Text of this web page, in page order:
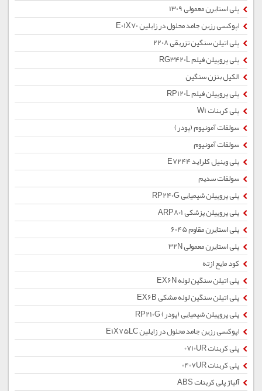
پلی استایرن معمولی 1309
اپوکسی رزین جامد محلول در زایلین E01X70
پلی اتیلن سنگین تزریقی 2208
پلی پروپیلن فیلم RG3420L
الکیل بنزن سنگین
پلی پروپیلن فیلم RP120L
پلی کربنات W1
سولفات آمونیوم (پودر)
سولفات آمونیوم
پلی وینیل کلراید E7244
سولفات سدیم
پلی پروپیلن شیمیایی RP240G
پلی پروپیلن پزشکی ARP801
پلی استایرن مقاوم 6045
پلی استایرن معمولی 32N
کود مایع ازته
پلی اتیلن سنگین لوله EX6N
پلی اتیلن سنگین لوله مشکی EX6B
پلی پروپیلن شیمیایی (پودر) RP210G
اپوکسی رزین جامد محلول در زایلین E1X75LC
پلی کربنات 0710UR
پلی کربنات 0407UR
آلیاژ پلی کربنات ABS